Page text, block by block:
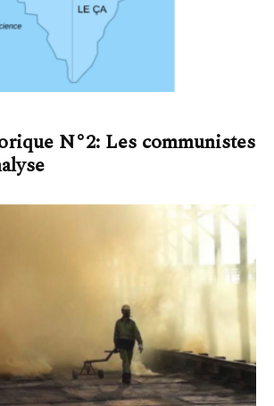
N°2: Les communistes